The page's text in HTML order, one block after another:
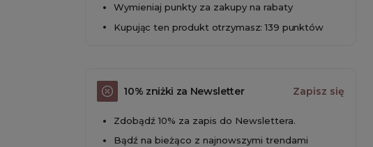
Wymieniaj punkty za zakupy na rabaty
Kupując ten produkt otrzymasz: 139 punktów
10% zniżki za Newsletter Zapisz się
Zdobądź 10% za zapis do Newslettera.
Bądź na bieżąco z najnowszymi trendami